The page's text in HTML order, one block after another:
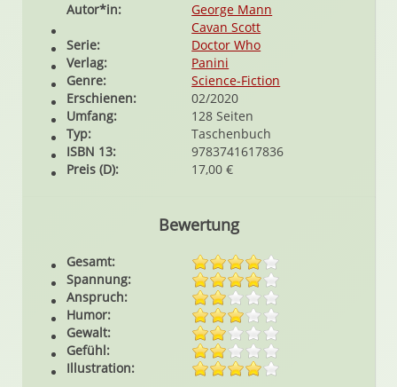
Autor*in:
George Mann
Cavan Scott
Serie:
Doctor Who
Verlag:
Panini
Genre:
Science-Fiction
Erschienen:
02/2020
Umfang:
128 Seiten
Typ:
Taschenbuch
ISBN 13:
9783741617836
Preis (D):
17,00 €
Bewertung
Gesamt:
Spannung:
Anspruch:
Humor:
Gewalt:
Gefühl:
Illustration: